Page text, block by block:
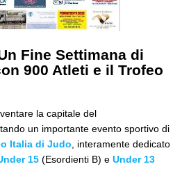
Fine Settimana di
900 Atleti e il Trofeo
la capitale del
un importante evento sportivo di
Italia di Judo , interamente dedicato
15 (Esordienti B) e Under 13